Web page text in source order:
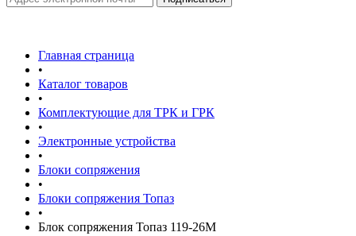
Главная страница
•
Каталог товаров
•
Комплектующие для ТРК и ГРК
•
Электронные устройства
•
Блоки сопряжения
•
Блоки сопряжения Топаз
•
Блок сопряжения Топаз 119-26М